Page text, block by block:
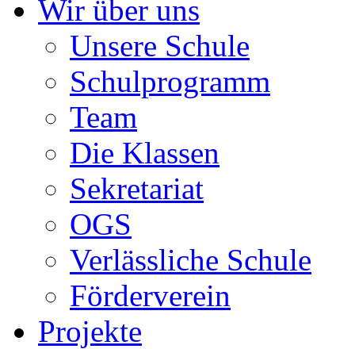
Wir über uns
Unsere Schule
Schulprogramm
Team
Die Klassen
Sekretariat
OGS
Verlässliche Schule
Förderverein
Projekte